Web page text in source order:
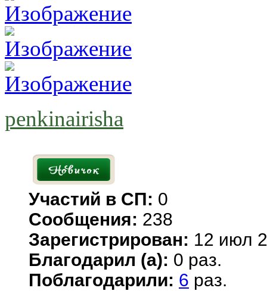
penkinairisha
Участий в СП: 0
Сообщения: 238
Зарегистрирован: 12 июл
Благодарил (а): 0 раз.
Поблагодарили: 6 раз.